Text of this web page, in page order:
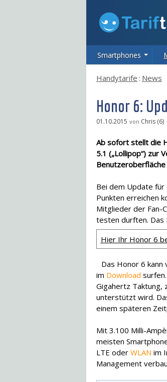
Smartphones
Handytarife : News
Honor 6:
01.10.2015 von Chris (6)
Ab sofort stellt die
5.1 („Lollipop“) zur
Bei dem Update
Punkten erreichen
Mitglieder der Fan-
testen durften. Das
Hier Ihr Honor 6
Das Honor 6 kann
im Download
Gigahertz Taktung,
unterstützt wird.
einem späteren
Mit 3.100 Milli-
meisten
LTE oder WLAN im
Management